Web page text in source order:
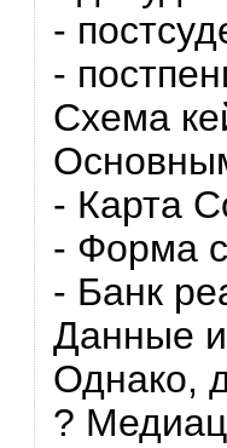
-
-
Схема
- Карта
- Форма
- Банк
Данные
Однако,
?